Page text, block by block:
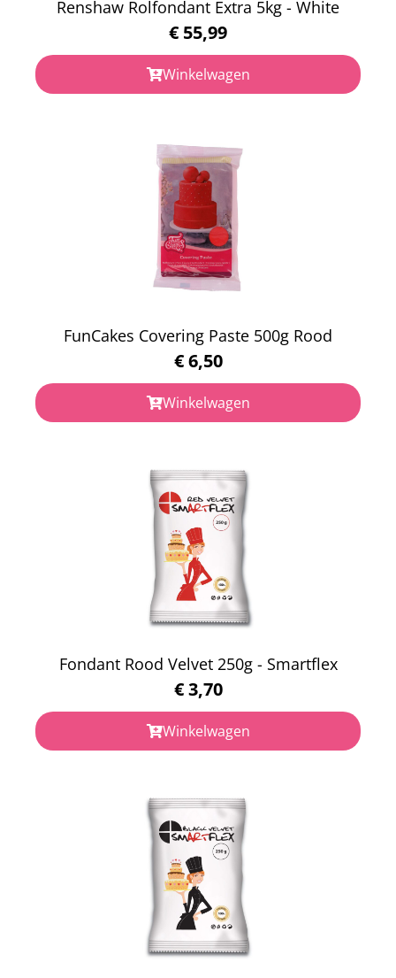
Renshaw Rolfondant Extra 5kg - White
€ 55,99
Winkelwagen
FunCakes Covering Paste 500g Rood
€6,50
Winkelwagen
Fondant Rood Velvet 250g - Smartflex
€3,70
Winkelwagen